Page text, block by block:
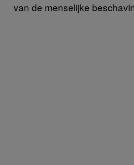
van de menselijke